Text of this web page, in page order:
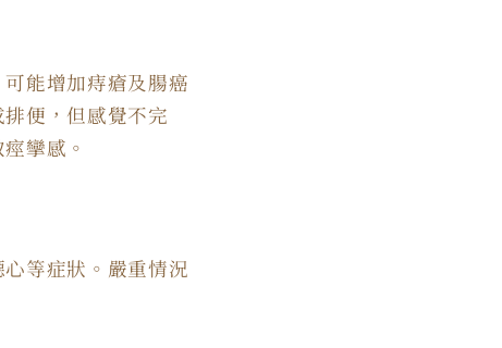
能增加痔瘡及腸癌
便，但感覺不完
攣感。
等症狀。嚴重情況